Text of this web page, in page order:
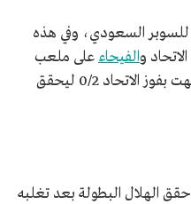
السعودي، وفي هذه
الفيحاءعلى ملعب
استاد الملك فهد الدولي بالرياض، انتهت بفوز الاتحاد 0/2 ليحقق
العاشرة 2023 - 2024م حقق الهلال البطولة بعد تغلبه